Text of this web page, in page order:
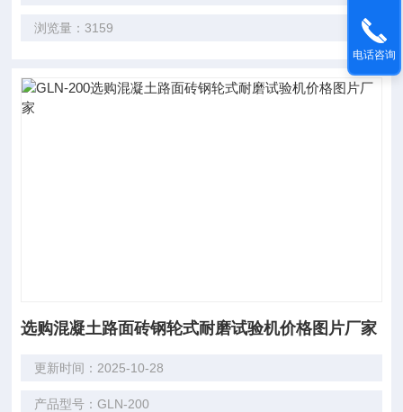
浏览量：3159
选购混凝土路面砖钢轮式耐磨试验机价格图片厂家
更新时间：2025-10-28
产品型号：GLN-200
电话咨询